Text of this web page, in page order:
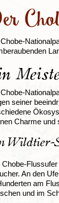
seiner
Charme und
Wildtier-
Chobe-
An den
am
und im